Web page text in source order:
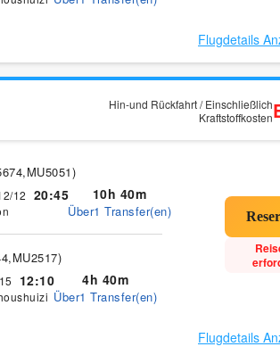
Flugdetails
Hin-und Rückfahrt / Einschließlich
Kraftstoffkosten
)
12 20:45 10h 40m
Über1 Transfer(en)
)
12:10 4h 40m
Über1 Transfer(en)
Flugdetails